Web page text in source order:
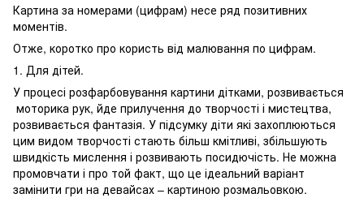
Картина за номерами (цифрам) несе ряд позитивних
моментів.
Отже, коротко про користь від малювання по цифрам.
1. Для дітей.
У процесі розфарбовування картини дітками, розвивається
моторика рук, йде прилучення до творчості і мистецтва,
розвивається фантазія. У підсумку діти які захоплюються
цим видом творчості стають більш кмітливі, збільшують
швидкість мислення і розвивають посидючість. Не можна
промовчати і про той факт, що це ідеальний варіант
замінити гри на девайсах – картиною розмальовкою.